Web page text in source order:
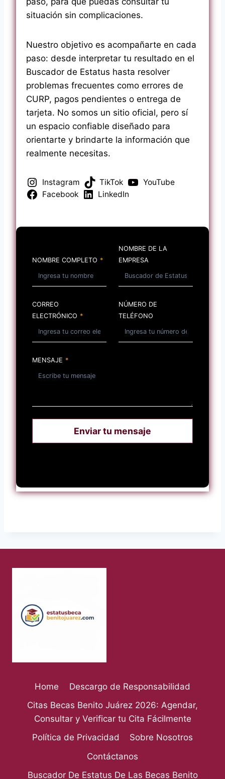
situación sin complicaciones.
Nuestro objetivo es acompañarte en cada
paso: desde interpretar tu resultado en el
Buscador de Estatus hasta resolver
problemas frecuentes como errores de
CURP, pagos pendientes o entrega de
tarjeta. No somos un sitio oficial, pero sí
un espacio confiable diseñado para
orientarte y brindarte la información que
realmente necesitas.
Instagram TikTok
YouTube
Facebook
LinkedIn
NOMBRE COMPLETO *
NOMBRE DE LA
EMPRESA
CORREO
ELECTRÓNICO *
NÚMERO DE
TELÉFONO
MENSAJE *
Enviar tu mensaje
Home
Descargo de Responsabilidad
Citas Becas Benito Juárez 2026: Agendar,
Consultar y Verificar tu Cita Fácilmente
Política de Privacidad
Sobre Nosotros
Contáctanos
Buscador De Estatus De Las Becas Benito